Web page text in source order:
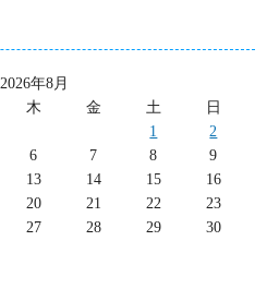
2026年8月
木 金 土
日
1
2
6 7 8
9
13 14 15
16
20 21 22
23
27 28 29
30